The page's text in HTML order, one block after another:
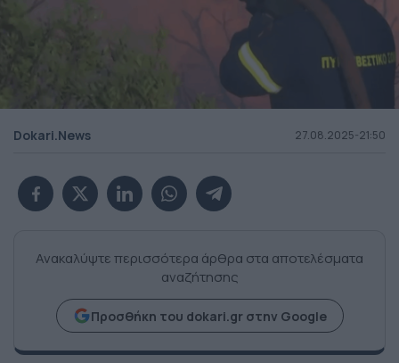
Dokari.News 27.08.2025-21:50
Ανακαλύψτε περισσότερα άρθρα στα αποτελέσματα
αναζήτησης
Προσθήκη του dokari.gr στην Google